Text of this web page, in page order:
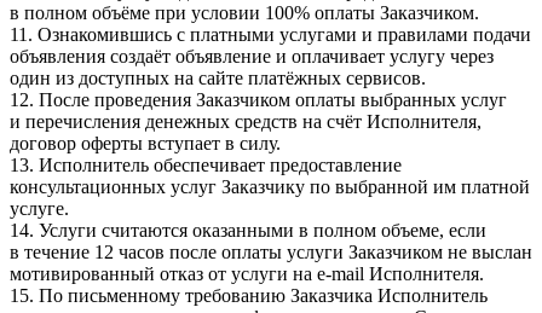
в полном объёме при условии 100% оплаты Заказчиком.
11. Ознакомившись с платными услугами и правилами подачи
объявления создаёт объявление и оплачивает услугу через
один из доступных на сайте платёжных сервисов.
12. После проведения Заказчиком оплаты выбранных услуг
и перечисления денежных средств на счёт Исполнителя,
договор оферты вступает в силу.
13. Исполнитель обеспечивает предоставление
консультационных услуг Заказчику по выбранной им платной
услуге.
14. Услуги считаются оказанными в полном объеме, если
в течение 12 часов после оплаты услуги Заказчиком не выслан
мотивированный отказ от услуги на e-mail Исполнителя.
15. По письменному требованию Заказчика Исполнитель